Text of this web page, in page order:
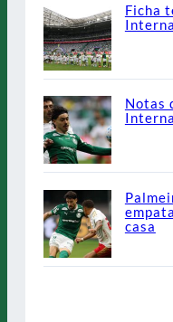
Ficha
Notas
casa